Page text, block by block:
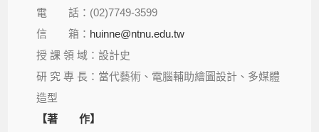
電 話：(02)7749-3599
信 箱： huinne@ntnu.edu.tw
授 課 領 域：設計史
研 究 專 長：當代藝術、電腦輔助繪圖設計、多媒體
造型
【著 作】